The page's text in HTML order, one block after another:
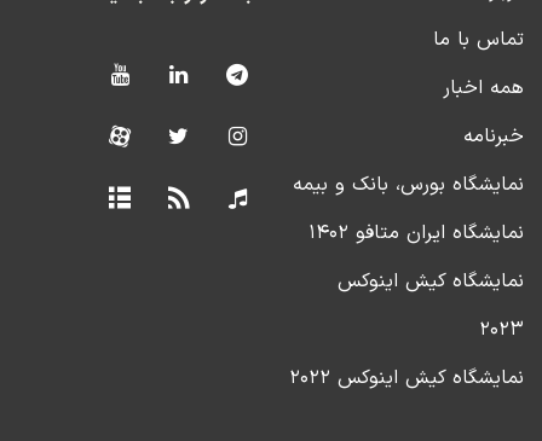
تماس با ما
همه اخبار
خبرنامه
نمایشگاه بورس، بانک و بیمه
نمایشگاه ایران متافو ۱۴۰۲
نمایشگاه کیش اینوکس
۲۰۲۳
نمایشگاه کیش اینوکس ۲۰۲۲